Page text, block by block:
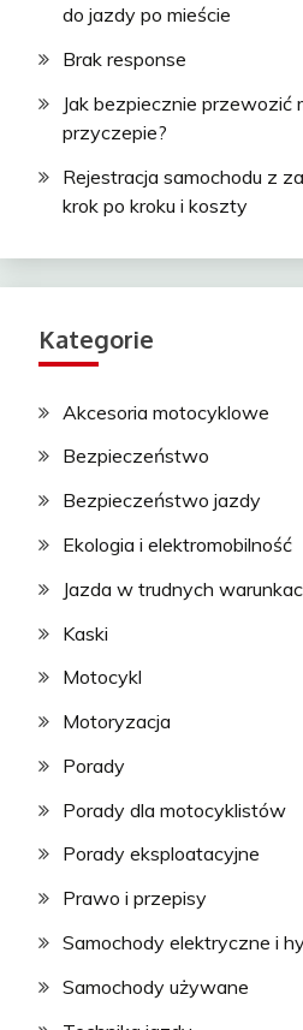
do jazdy po mieście
Brak response
Jak bezpiecznie przewozić
przyczepie?
Rejestracja samochodu z
krok po kroku i koszty
Kategorie
Akcesoria motocyklowe
Bezpieczeństwo
Bezpieczeństwo jazdy
Ekologia i elektromobilność
Jazda w trudnych
Kaski
Motocykl
Motoryzacja
Porady
Porady dla motocyklistów
Porady eksploatacyjne
Prawo i przepisy
Samochody elektryczne i
Samochody używane